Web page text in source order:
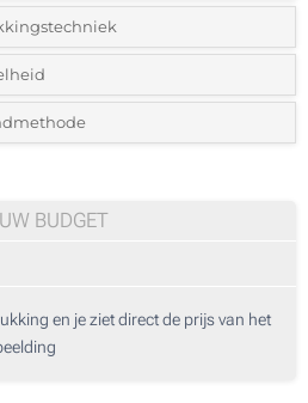
van het logo:
gewenste aantal in
BUDGET
en je ziet direct de prijs van het